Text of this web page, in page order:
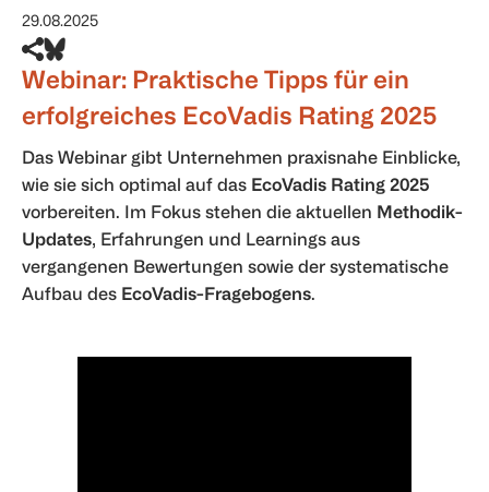
29.08.2025
Webinar: Praktische Tipps für ein
erfolgreiches EcoVadis Rating 2025
Das Webinar gibt Unternehmen praxisnahe Einblicke,
wie sie sich optimal auf das EcoVadis Rating 2025
vorbereiten. Im Fokus stehen die aktuellen Methodik-
Updates, Erfahrungen und Learnings aus
vergangenen Bewertungen sowie der systematische
Aufbau des EcoVadis-Fragebogens.